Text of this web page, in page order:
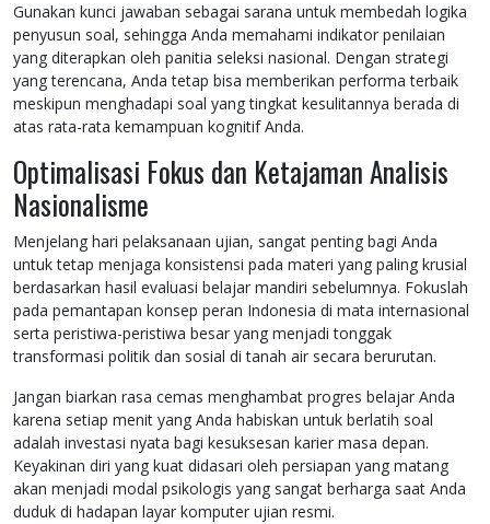
Gunakan kunci jawaban sebagai sarana untuk membedah logika
penyusun soal, sehingga Anda memahami indikator penilaian
yang diterapkan oleh panitia seleksi nasional. Dengan strategi
yang terencana, Anda tetap bisa memberikan performa terbaik
meskipun menghadapi soal yang tingkat kesulitannya berada di
atas rata-rata kemampuan kognitif Anda.
Optimalisasi Fokus dan Ketajaman Analisis
Nasionalisme
Menjelang hari pelaksanaan ujian, sangat penting bagi Anda
untuk tetap menjaga konsistensi pada materi yang paling krusial
berdasarkan hasil evaluasi belajar mandiri sebelumnya. Fokuslah
pada pemantapan konsep peran Indonesia di mata internasional
serta peristiwa-peristiwa besar yang menjadi tonggak
transformasi politik dan sosial di tanah air secara berurutan.
Jangan biarkan rasa cemas menghambat progres belajar Anda
karena setiap menit yang Anda habiskan untuk berlatih soal
adalah investasi nyata bagi kesuksesan karier masa depan.
Keyakinan diri yang kuat didasari oleh persiapan yang matang
akan menjadi modal psikologis yang sangat berharga saat Anda
duduk di hadapan layar komputer ujian resmi.